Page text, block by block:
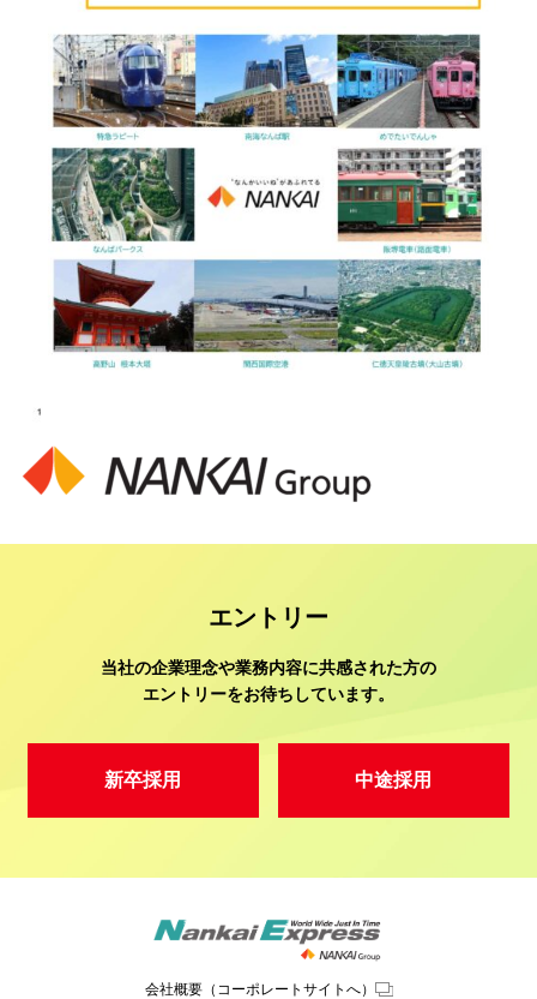
エントリー
当社の企業理念や業務内容に共感された方の
エントリーをお待ちしています。
新卒採用 中途採用
会社概要（コーポレートサイトへ）